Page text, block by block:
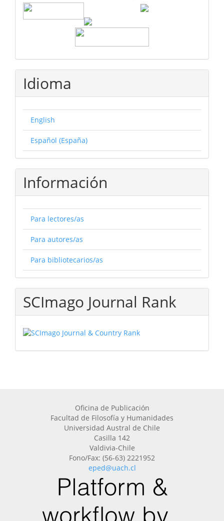
Idioma
English
Español (España)
Información
Para lectores/as
Para autores/as
Para bibliotecarios/as
SCImago Journal Rank
Oficina de Publicación
Facultad de Filosofía y Humanidades
Universidad Austral de Chile
Casilla 142
Valdivia-Chile
Fono/Fax: (56-63) 2221952
eped@uach.cl